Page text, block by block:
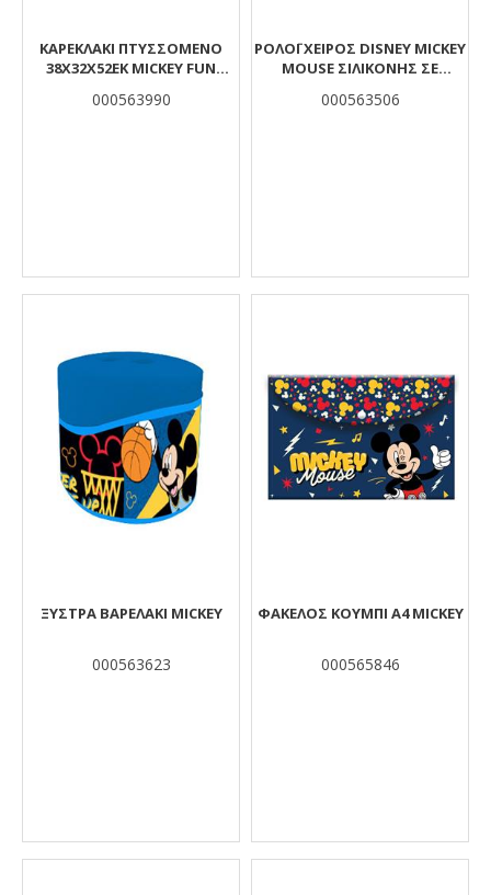
ΚΑΡΕΚΛΑΚΙ ΠΤΥΣΣΟΜΕΝΟ
38Χ32Χ52ΕΚ MICKEY FUN
000563990
ΡΟΛΌΙ ΧΕΙΡΌΣ DISNEY MICKEY
MOUSE ΣΙΛΙΚΌΝΗΣ ΣΕ
000563506
ΞΥΣΤΡΑ ΒΑΡΕΛΑΚΙ MICKEY
000563623
ΦΑΚΕΛΟΣ ΚΟΥΜΠΙ Α4 MICKEY
000565846